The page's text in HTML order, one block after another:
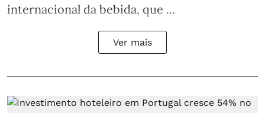
internacional da bebida, que ...
Ver mais